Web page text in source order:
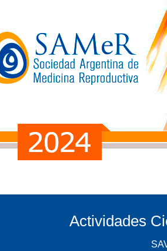
Actividades